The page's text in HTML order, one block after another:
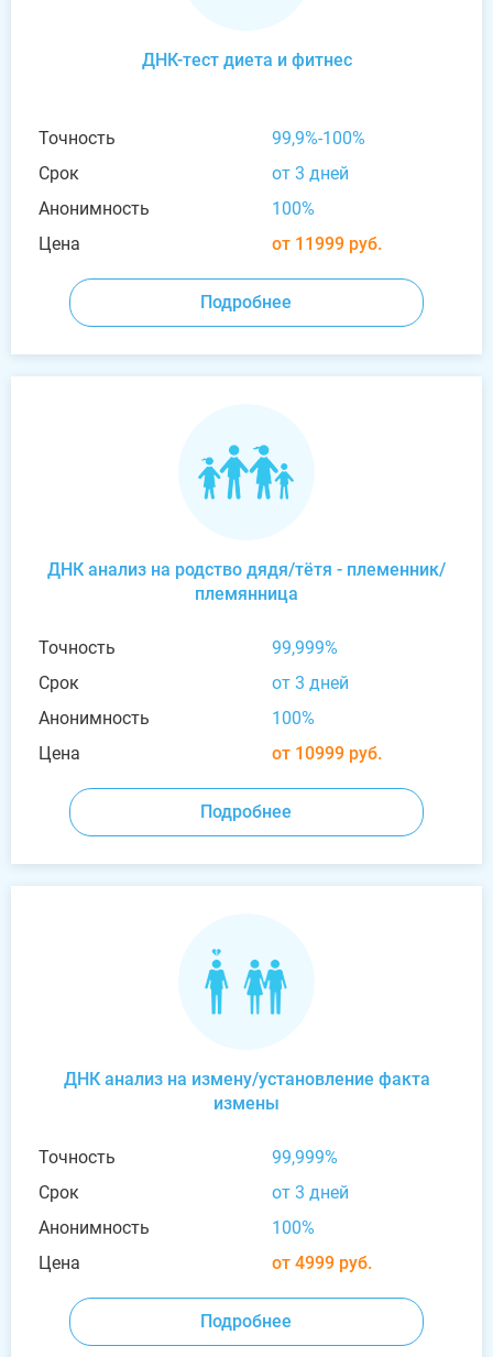
ДНК-тест диета и фитнес
Точность
99,9%-100%
Срок
от 3 дней
Анонимность
100%
Цена
от 11999 руб.
Подробнее
ДНК анализ на родство дядя/тётя - племенник/
племянница
Точность
99,999%
Срок
от 3 дней
Анонимность
100%
Цена
от 10999 руб.
Подробнее
ДНК анализ на измену/установление факта
измены
Точность
99,999%
Срок
от 3 дней
Анонимность
100%
Цена
от 4999 руб.
Подробнее